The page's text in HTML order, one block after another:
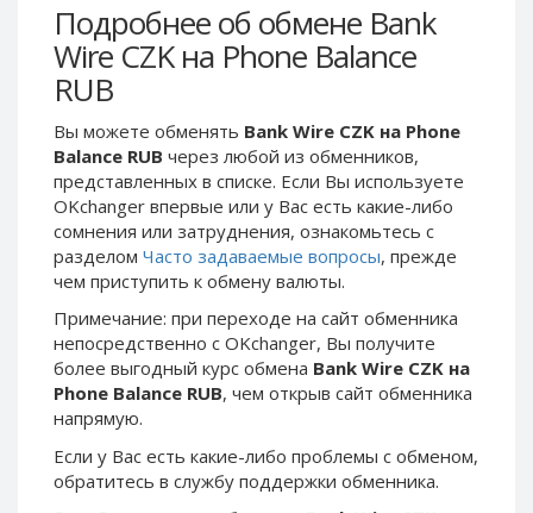
Подробнее об обмене Bank
Wire CZK на Phone Balance
RUB
Вы можете обменять Bank Wire CZK на Phone
Balance RUB через любой из обменников,
представленных в списке. Если Вы используете
OKchanger впервые или у Вас есть какие-либо
сомнения или затруднения, ознакомьтесь с
разделом Часто задаваемые вопросы, прежде
чем приступить к обмену валюты.
Примечание: при переходе на сайт обменника
непосредственно c OKchanger, Вы получите
более выгодный курс обмена Bank Wire CZK на
Phone Balance RUB, чем открыв сайт обменника
напрямую.
Если у Вас есть какие-либо проблемы с обменом,
обратитесь в службу поддержки обменника.
Skril EUR
Skril INR
Skril PLN
Skril GBP
Skril AUD
Skril NOK
Skril SEK
Paxum USD
Paxum EUR
Epay USD
Epay EUR
Phone Balance RUB
Phone Balance UAH
Phone Balance AMD
Skril EUR
Skril INR
Skril GBP
Skril AUD
Skril NOK
Skril SEK
Paxum USD
Paxum EUR
Epay USD
Epay EUR
Phone Balance UAH
Phone Balance AMD